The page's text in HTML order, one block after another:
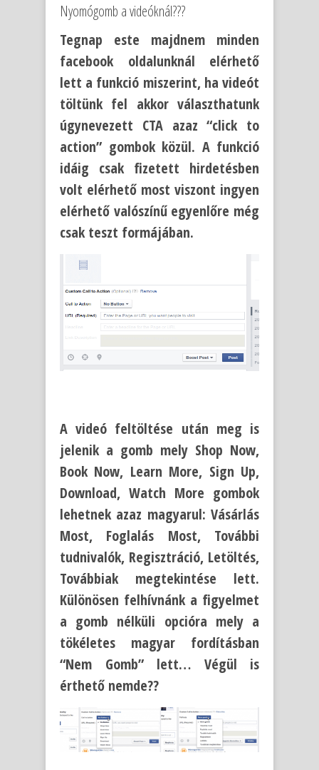
Nyomógomb a videóknál???
Tegnap este majdnem minden
facebook oldalunknál elérhető
lett a funkció miszerint, ha videót
töltünk fel akkor választhatunk
úgynevezett CTA azaz “click to
action” gombok közül. A funkció
idáig csak fizetett hirdetésben
volt elérhető most viszont ingyen
elérhető valószínű egyenlőre még
csak teszt formájában.
A videó feltöltése után meg is
jelenik a gomb mely Shop Now,
Book Now, Learn More, Sign Up,
Download, Watch More gombok
lehetnek azaz magyarul: Vásárlás
Most, Foglalás Most, További
tudnivalók, Regisztráció, Letöltés,
Továbbiak megtekintése lett.
Különösen felhívnánk a figyelmet
a gomb nélküli opcióra mely a
tökéletes magyar fordításban
“Nem Gomb” lett… Végül is
érthető nemde??